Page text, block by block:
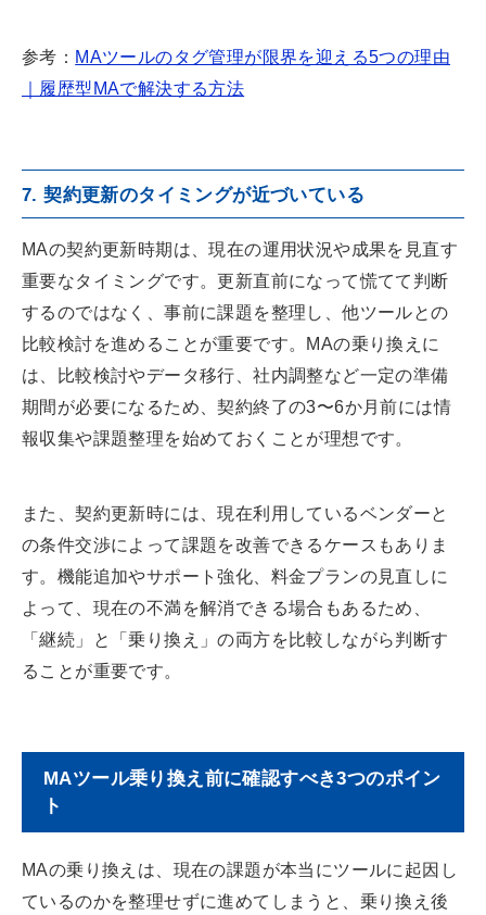
参考： MAツールのタグ管理が限界を迎える5つの理由
｜履歴型MAで解決する方法
7. 契約更新のタイミングが近づいている
MAの契約更新時期は、現在の運用状況や成果を見直す
重要なタイミングです。更新直前になって慌てて判断
するのではなく、事前に課題を整理し、他ツールとの
比較検討を進めることが重要です。MAの乗り換えに
は、比較検討やデータ移行、社内調整など一定の準備
期間が必要になるため、契約終了の3〜6か月前には情
報収集や課題整理を始めておくことが理想です。
また、契約更新時には、現在利用しているベンダーと
の条件交渉によって課題を改善できるケースもありま
す。機能追加やサポート強化、料金プランの見直しに
よって、現在の不満を解消できる場合もあるため、
「継続」と「乗り換え」の両方を比較しながら判断す
ることが重要です。
MAツール乗り換え前に確認すべき3つのポイン
ト
MAの乗り換えは、現在の課題が本当にツールに起因し
ているのかを整理せずに進めてしまうと、乗り換え後